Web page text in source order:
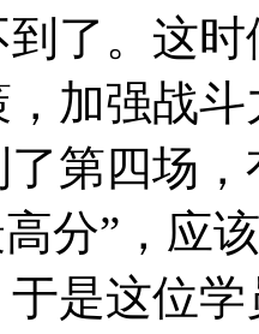
了。这
加强战
了第四场
分”，应
是这位